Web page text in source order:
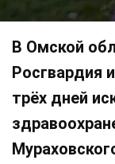
В Омской
Росгвардия
трёх дней